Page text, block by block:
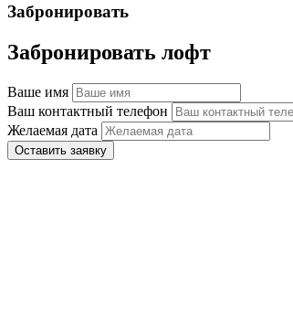
Забронировать
Забронировать лофт
Ваше имя
Ваш контактный телефон
Желаемая дата
Оставить заявку